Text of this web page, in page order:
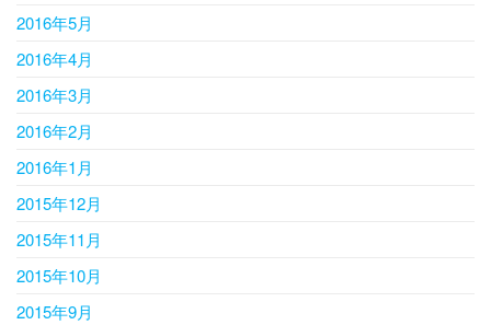
2016年5月
2016年4月
2016年3月
2016年2月
2016年1月
2015年12月
2015年11月
2015年10月
2015年9月